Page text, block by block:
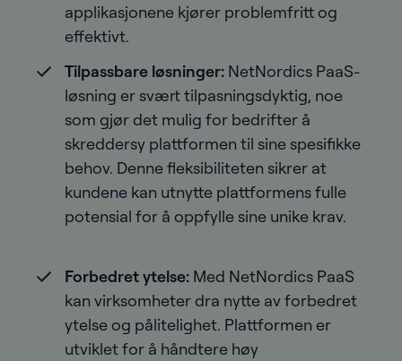
applikasjonene kjører problemfritt og
effektivt.
Tilpassbare løsninger: NetNordics PaaS-
løsning er svært tilpasningsdyktig, noe
som gjør det mulig for bedrifter å
skreddersy plattformen til sine spesifikke
behov. Denne fleksibiliteten sikrer at
kundene kan utnytte plattformens fulle
potensial for å oppfylle sine unike krav.
Forbedret ytelse: Med NetNordics PaaS
kan virksomheter dra nytte av forbedret
ytelse og pålitelighet. Plattformen er
utviklet for å håndtere høy